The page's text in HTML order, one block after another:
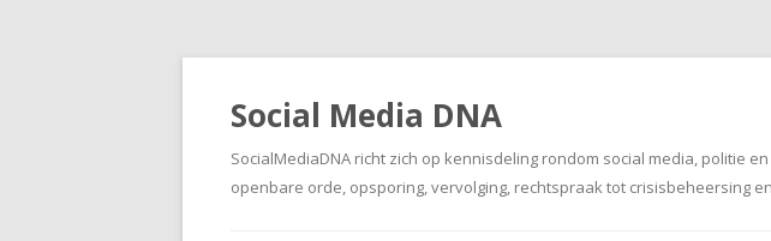
Social Media DNA
SocialMediaDNA richt zich op kennisdeling rondom social media, politie
openbare orde, opsporing, vervolging, rechtspraak tot crisisbeheersing